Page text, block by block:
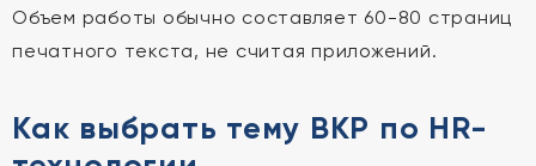
Объем работы обычно составляет 60-80 страниц
печатного текста, не считая приложений.
Как выбрать тему ВКР по HR-